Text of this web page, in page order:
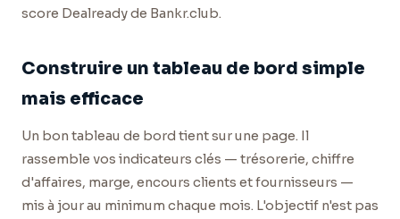
score Dealready de Bankr.club.
Construire un tableau de bord simple
mais efficace
Un bon tableau de bord tient sur une page. Il
rassemble vos indicateurs clés — trésorerie, chiffre
d'affaires, marge, encours clients et fournisseurs —
mis à jour au minimum chaque mois. L'objectif n'est pas